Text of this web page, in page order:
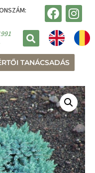
TANÁCSADÁS